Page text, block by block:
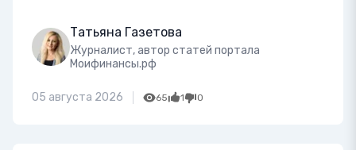
Татьяна Газетова
Журналист, автор статей портала
Моифинансы.рф
05 августа 2026 65 1 0